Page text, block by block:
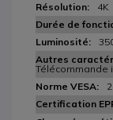
4K
Télécommande